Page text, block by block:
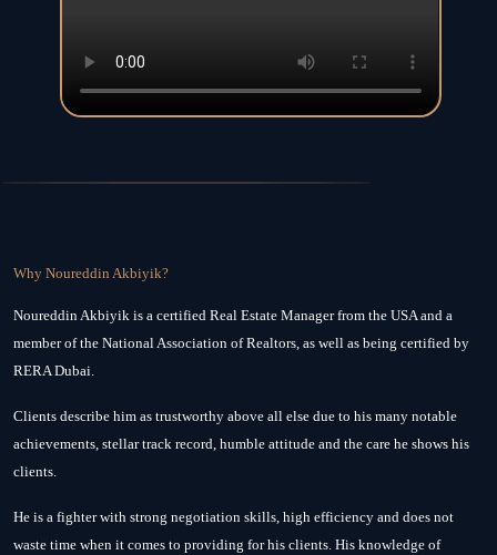
Why Noureddin Akbiyik?
Noureddin Akbiyik is a certified Real Estate Manager from the USA and a
member of the National Association of Realtors, as well as being certified by
RERA Dubai.
Clients describe him as trustworthy above all else due to his many notable
achievements, stellar track record, humble attitude and the care he shows his
clients.
He is a fighter with strong negotiation skills, high efficiency and does not
waste time when it comes to providing for his clients. His knowledge of